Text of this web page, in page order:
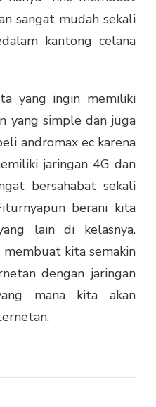
sangat mudah sekali
kantong celana
yang ingin memiliki
yang simple dan juga
andromax ec karena
jaringan 4G dan
bersahabat sekali
berani kita
lain di kelasnya.
membuat kita semakin
dengan jaringan
mana kita akan